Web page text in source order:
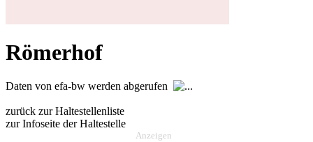
Römerhof
Daten von efa-bw werden abgerufen
zurück zur Haltestellenliste
zur Infoseite der Haltestelle
Anzeigen